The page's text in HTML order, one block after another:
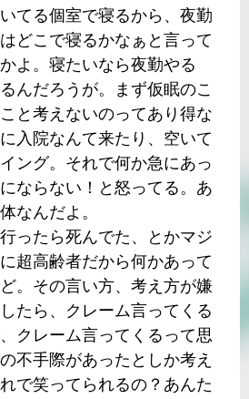
てる個室で寝るから、夜勤
どこで寝るかなぁと言って
よ。寝たいなら夜勤やる
んだろうが。まず仮眠のこ
と考えないのってあり得な
入院なんて来たり、空いて
ング。それで何か急にあっ
ならない！と怒ってる。あ
なんだよ。
ったら死んでた、とかマジ
超高齢者だから何かあって
。その言い方、考え方が嫌
たら、クレーム言ってくる
クレーム言ってくるって思
不手際があったとしか考え
で笑ってられるの？あんた